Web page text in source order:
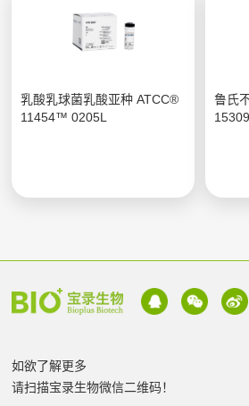
乳酸乳球菌乳酸亚种 ATCC®
11454™ 0205L
鲁氏
如欲了解更多
请扫描宝录生物微信二维码！